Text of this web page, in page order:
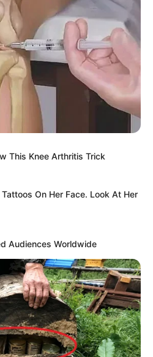
This Knee Arthritis Trick
On Her Face. Look At Her
Audiences Worldwide